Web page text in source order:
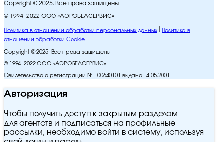
Copyright © 2025. Все права защищены
© 1994–2022 ООО «АЭРОБЕЛСЕРВИС»
Политика в отношении обработки персональных данных
Политика в
отношении обработки Cookie
Copyright © 2025. Все права защищены
© 1994–2022 ООО «АЭРОБЕЛСЕРВИС»
Свидетельство о регистрации № 100640101 выдано 14.05.2001
Авторизация
Чтобы получить доступ к закрытым разделам
для агентств и подписаться на профильные
рассылки, необходимо войти в систему, используя